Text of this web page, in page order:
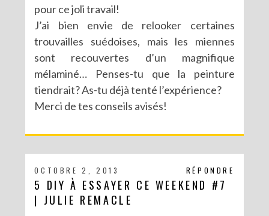
pour ce joli travail!
J’ai bien envie de relooker certaines
trouvailles suédoises, mais les miennes
sont recouvertes d’un magnifique
mélaminé… Penses-tu que la peinture
tiendrait? As-tu déjà tenté l’expérience?
Merci de tes conseils avisés!
RÉPONDRE
OCTOBRE 2, 2013
5 DIY À ESSAYER CE WEEKEND #7
| JULIE REMACLE